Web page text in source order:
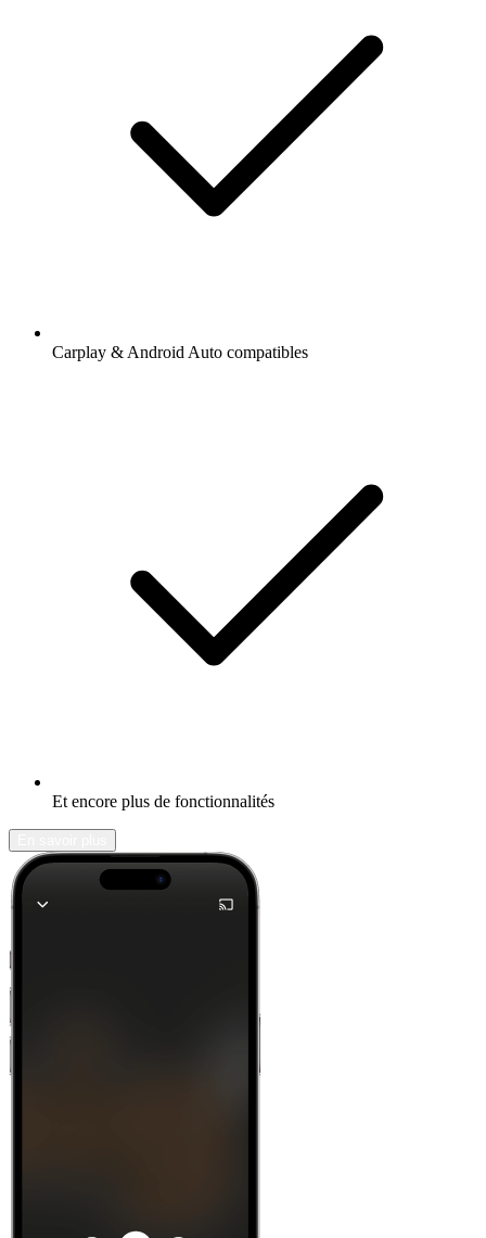
Carplay & Android Auto compatibles
Et encore plus de fonctionnalités